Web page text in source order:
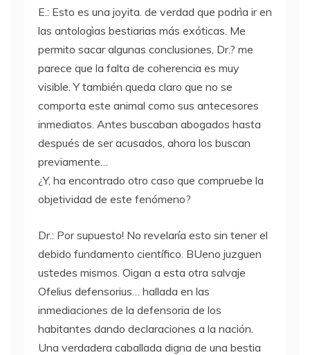
E.: Esto es una joyita. de verdad que podrìa ir en
las antologìas bestiarias más exóticas. Me
permito sacar algunas conclusiones, Dr.? me
parece que la falta de coherencia es muy
visible. Y también queda claro que no se
comporta este animal como sus antecesores
inmediatos. Antes buscaban abogados hasta
después de ser acusados, ahora los buscan
previamente…
¿Y, ha encontrado otro caso que compruebe la
objetividad de este fenómeno?
Dr.: Por supuesto! No revelaría esto sin tener el
debido fundamento científico. BUeno juzguen
ustedes mismos. Oigan a esta otra salvaje
Ofelius defensorius… hallada en las
inmediaciones de la defensoria de los
habitantes dando declaraciones a la nación.
Una verdadera caballada digna de una bestia